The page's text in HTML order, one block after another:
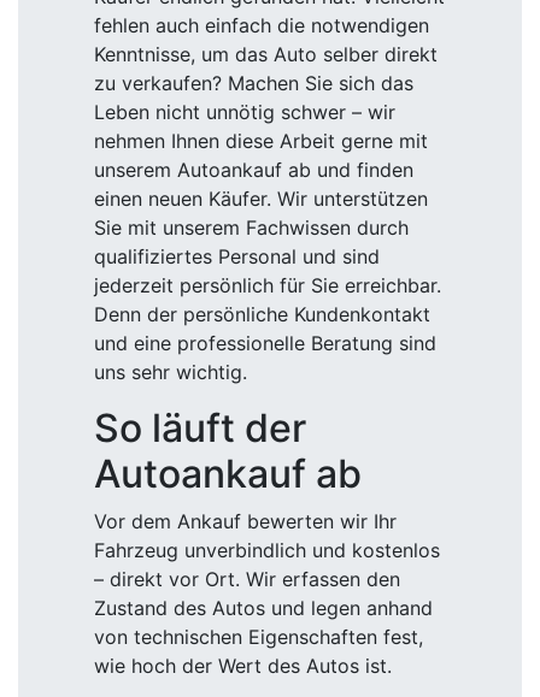
fehlen auch einfach die notwendigen
Kenntnisse, um das Auto selber direkt
zu verkaufen? Machen Sie sich das
Leben nicht unnötig schwer – wir
nehmen Ihnen diese Arbeit gerne mit
unserem Autoankauf ab und finden
einen neuen Käufer. Wir unterstützen
Sie mit unserem Fachwissen durch
qualifiziertes Personal und sind
jederzeit persönlich für Sie erreichbar.
Denn der persönliche Kundenkontakt
und eine professionelle Beratung sind
uns sehr wichtig.
So läuft der
Autoankauf ab
Vor dem Ankauf bewerten wir Ihr
Fahrzeug unverbindlich und kostenlos
– direkt vor Ort. Wir erfassen den
Zustand des Autos und legen anhand
von technischen Eigenschaften fest,
wie hoch der Wert des Autos ist.